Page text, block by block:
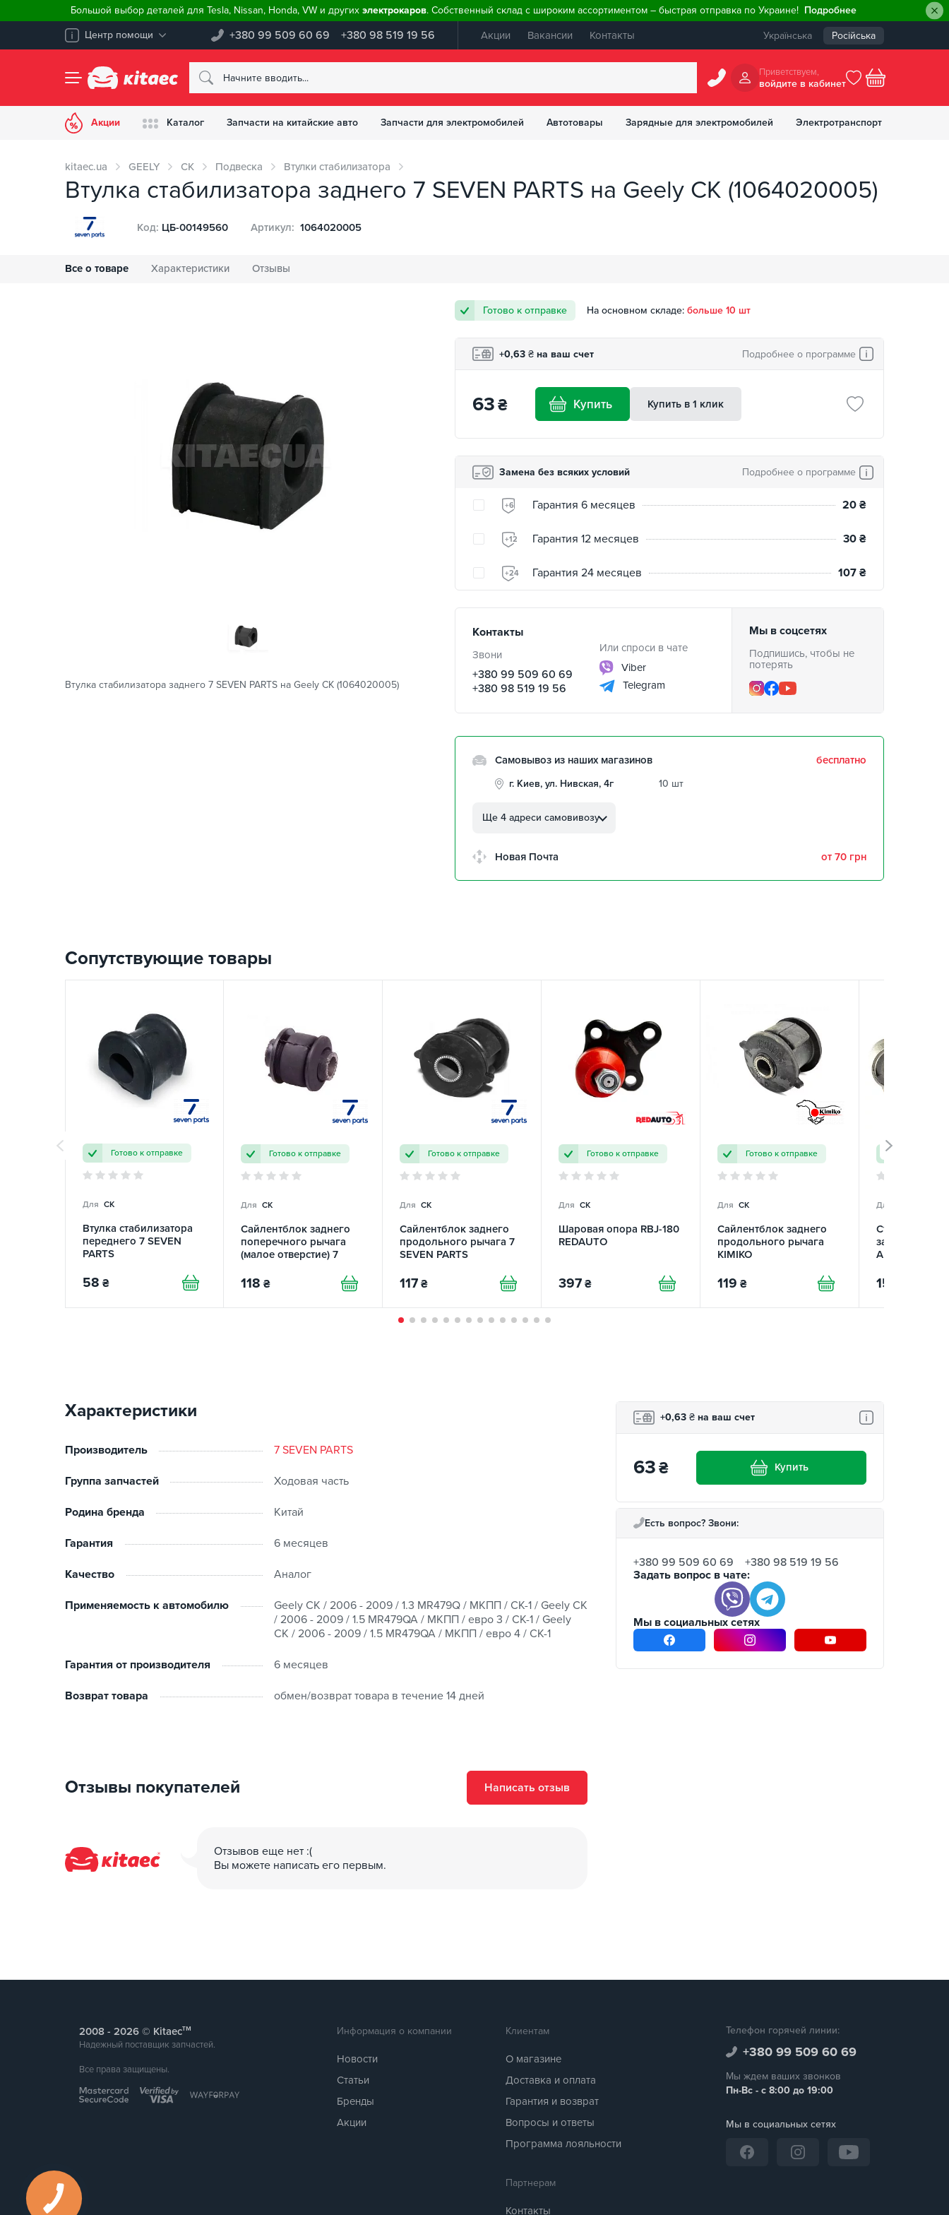
Большой выбор деталей для Tesla, Nissan, Honda, VW и других электрокаров. Собственный склад с широким ассортиментом – быстрая отправка по Украине! Подробнее
Центр помощи +380 99 509 60 69 +380 98 519 19 56 Акции Вакансии Контакты Українська Російська
Приветствуем,
войдите в кабинет
Акции Каталог Запчасти на китайские авто Запчасти для электромобилей Автотовары Зарядные для электромобилей Электротранспорт
kitaec.ua GEELY CK Подвеска Втулки стабилизатора
Втулка стабилизатора заднего 7 SEVEN PARTS на Geely CK (1064020005)
Все о товаре Характеристики Отзывы
Код: ЦБ-00149560 Артикул: 1064020005
Втулка стабилизатора заднего 7 SEVEN PARTS на Geely CK (1064020005)
Готово к отправке На основном складе: больше 10 шт
+0,63 ₴ на ваш счет Подробнее о программе
63₴ Купить Купить в 1 клик
Замена без всяких условий Подробнее о программе
+6 Гарантия 6 месяцев 20 ₴
+12 Гарантия 12 месяцев 30 ₴
+24 Гарантия 24 месяцев 107 ₴
Контакты
Звони
+380 99 509 60 69
+380 98 519 19 56
Или спроси в чате
Viber
Telegram
Мы в соцсетях
Подпишись, чтобы не
потерять
Самовывоз из наших магазинов бесплатно
г. Киев, ул. Нивская, 4г
10 шт
Автолюбителей, 8а
26
Ще 4 адреси самовивозу
Новая Почта от 70 грн
Сопутствующие товары
Готово к отправке
Для CK
Втулка стабилизатора
переднего 7 SEVEN
PARTS
58 ₴
Готово к отправке
Для CK
Сайлентблок заднего
поперечного рычага
(малое отверстие) 7
118 ₴
Готово к отправке
Для CK
Сайлентблок заднего
продольного рычага 7
SEVEN PARTS
117 ₴
Готово к отправке
Для CK
Шаровая опора RBJ-180
REDAUTO
397 ₴
Готово к отправке
Для CK
Сайлентблок заднего
продольного рычага
KIMIKO
119 ₴
Для
Стойка
задняя в
Autoparts
154
Характеристики
Производитель 7 SEVEN PARTS
Группа запчастей Ходовая часть
Родина бренда Китай
Гарантия 6 месяцев
Качество Аналог
Применяемость к автомобилю
Geely CK / 2006 - 2009 / 1.3 MR479Q / МКПП / CK-1 / Geely CK
/ 2006 - 2009 / 1.5 MR479QA / МКПП / евро 3 / CK-1 / Geely
CK / 2006 - 2009 / 1.5 MR479QA / МКПП / евро 4 / CK-1
Гарантия от производителя 6 месяцев
Возврат товара обмен/возврат товара в течение 14 дней
Отзывы покупателей Написать отзыв
Отзывов еще нет :(
Вы можете написать его первым.
+0,63 ₴ на ваш счет
63₴ Купить
Есть вопрос? Звони:
+380 99 509 60 69
+380 98 519 19 56
Задать вопрос в чате:
Мы в социальных сетях
Информация о компании
Новости
Статьи
Бренды
Акции
Клиентам
О магазине
Доставка и оплата
Гарантия и возврат
Вопросы и ответы
Программа лояльности
Партнерам
Контакты
Телефон горячей линии:
+380 99 509 60 69
Мы ждем ваших звонков
Пн-Вс - с 8:00 до 19:00
Мы в социальных сетях
2008 - © Kitaecтм
Надежный поставщик запчастей.
Все права защищены.